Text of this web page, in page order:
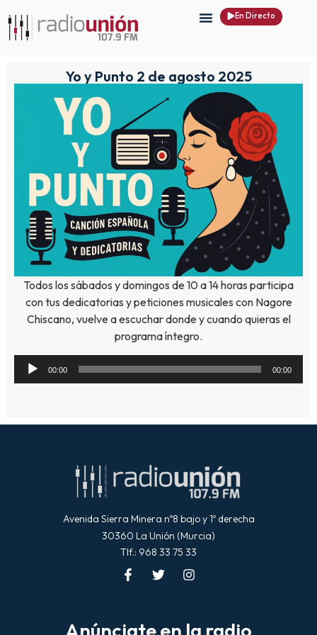
En Directo
Yo y Punto 2 de agosto 2025
Todos los sábados y domingos de 10 a 14 horas participa
con tus dedicatorias y peticiones musicales con Nagore
Chiscano, vuelve a escuchar donde y cuando quieras el
programa íntegro.
Reproductor
00:00 00:00
Avenida Sierra Minera nº8 bajo y 1º derecha
30360 La Unión (Murcia)
Tlf.: 968 33 75 33
Anúnciate en la radio